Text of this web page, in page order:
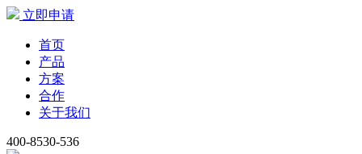
立即申请
首页
产品
方案
合作
关于我们
400-8530-536